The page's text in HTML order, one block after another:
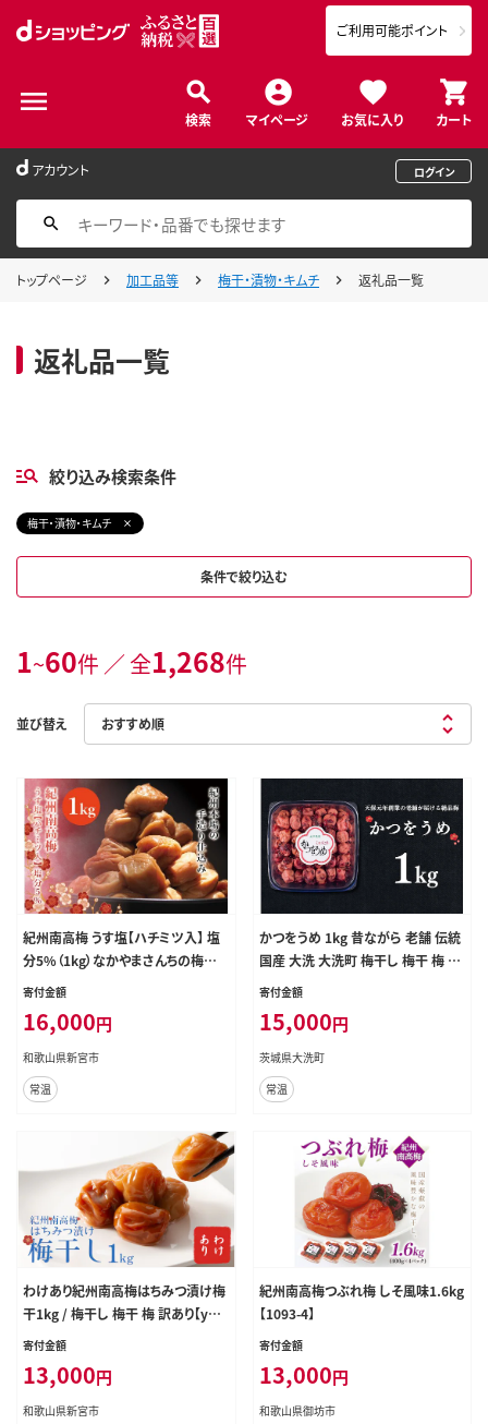
検索 マイページ お気に入り カート
ご利用可能ポイント
アカウント ログイン
トップページ 加工品等 梅干・漬物・キムチ 返礼品一覧
返礼品一覧
絞り込み検索条件
梅干・漬物・キムチ
条件で絞り込む
1~60件 ／ 全1,268件
並び替え
紀州南高梅 うす塩【ハチミツ入】 塩
分5%（1kg）なかやまさんちの梅干
【nky005-110k】
寄付金額
16,000円
和歌山県新宮市
常温
かつをうめ 1kg 昔ながら 老舗 伝統
国産 大洗 大洗町 梅干し 梅干 梅 う
めぼし うめ
寄付金額
15,000円
茨城県大洗町
常温
わけあり紀州南高梅はちみつ漬け梅
干1kg / 梅干し 梅干 梅 訳あり【ypl0
01A】
寄付金額
13,000円
和歌山県新宮市
紀州南高梅つぶれ梅 しそ風味1.6kg
【1093-4】
寄付金額
13,000円
和歌山県御坊市